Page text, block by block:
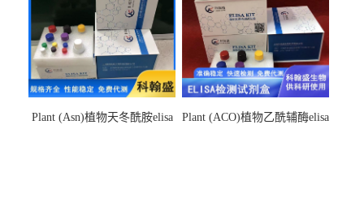
Plant (Asn)植物天冬酰胺elisa
Plant (ACO)植物乙酰辅酶elisa